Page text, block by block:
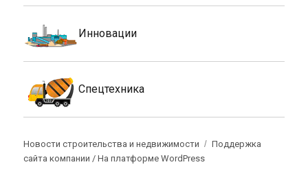
Инновации
Спецтехника
Новости строительства и недвижимости
Поддержка
сайта компании /На платформе WordPress